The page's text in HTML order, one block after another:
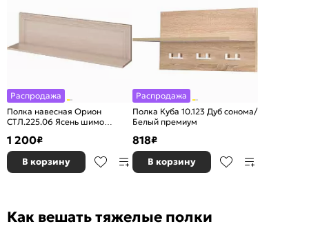
Распродажа
Полка навесная Орион
СТЛ.225.06 Ясень шимо
1 200₽
В корзину
Распродажа
Полка Куба 10.123 Дуб сонома/
Белый премиум
818₽
В корзину
Как вешать тяжелые полки